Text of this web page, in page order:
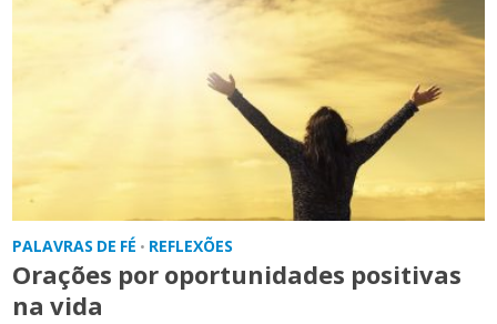
PALAVRAS DE FÉ • REFLEXÕES
Orações por oportunidades positivas
na vida